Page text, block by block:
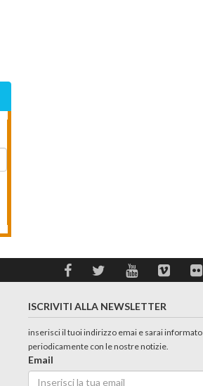
ISCRIVITI ALLA NEWSLETTER
inserisci il tuoi indirizzo emai e sarai informato
periodicamente con le nostre notizie.
Email